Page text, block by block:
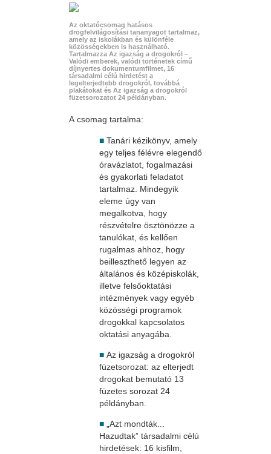
Az oktatócsomag hatásos
drogfelvilágosítási tananyagot tartalmaz,
amely az iskolákban és különféle
közösségekben is használható.
Tartalmazza Az igazság a drogokról –
Valódi emberek, valódi történetek című
díjnyertes dokumentumfilmet, 16
társadalmi célú hirdetést a
legelterjedtebb drogokról, továbbá
plakátokat és Az igazság a drogokról
füzetsorozatot 24 példányban.
A csomag tartalma:
■ Tanári kézikönyv, amely
egy teljes félévre elegendő
óravázlatot, fogalmazási
és gyakorlati feladatot
tartalmaz. Mindegyik
eleme úgy van
megalkotva, hogy
részvételre ösztönözze a
tanulókat, és kellően
rugalmas ahhoz, hogy
beilleszthető legyen az
általános és középiskolák,
illetve felsőoktatási
intézmények vagy egyéb
közösségi programok
drogokkal kapcsolatos
oktatási anyagába.
■ Az igazság a drogokról
füzetsorozat: az elterjedt
drogokat bemutató 13
füzetes sorozat 24
példányban.
■ „Azt mondták...
Hazudtak” társadalmi célú
hirdetések: 16 kisfilm,